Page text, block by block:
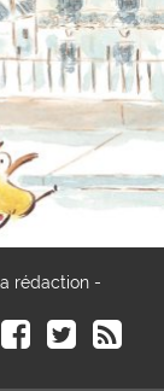
La rédaction -